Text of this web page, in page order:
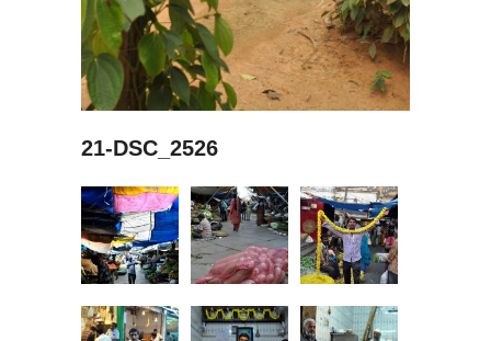
21-DSC_2526